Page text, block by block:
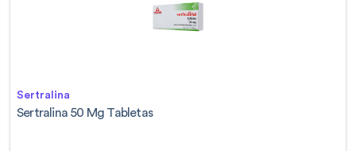
Sertralina
Sertralina 50 Mg Tabletas